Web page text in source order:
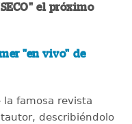
el próximo
"en vivo" de
la famosa revista
describiéndolo